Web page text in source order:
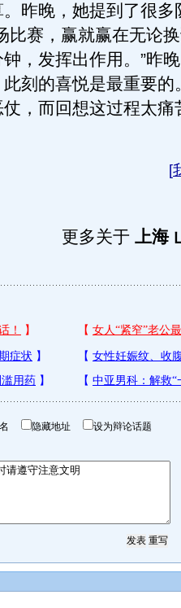
昨晚，她提到了很多
比赛，赢就赢在无论
，发挥出作用。”昨
刻的喜悦是最重要的
，而回想这过程太痛
[
更多关于 上海
名 隐藏地址 设为辩论话题